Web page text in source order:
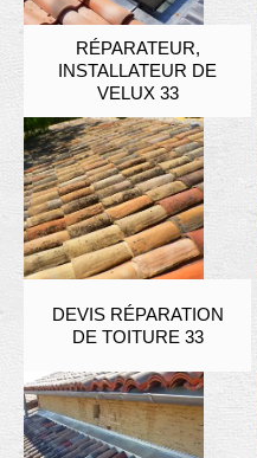
RÉPARATEUR,
INSTALLATEUR DE
VELUX 33
DEVIS RÉPARATION
DE TOITURE 33